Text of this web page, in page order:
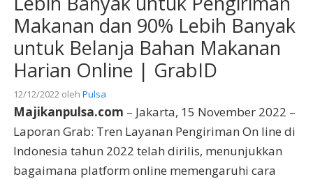
Makanan dan 90% Lebih Banyak
untuk Belanja Bahan Makanan
Harian Online | GrabID
12/12/2022 oleh Pulsa
Majikanpulsa.com – Jakarta, 15 November 2022 –
Laporan Grab: Tren Layanan Pengiriman On line di
Indonesia tahun 2022 telah dirilis, menunjukkan
bagaimana platform online memengaruhi cara